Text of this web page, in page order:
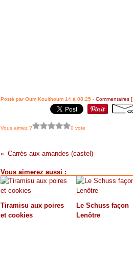
Posté par Oum Koulthoum 14 à 08:25 - Commentaires [
Vous aimez ? 0 vote
Carrés aux amandes (castel)
Vous aimerez aussi :
Tiramisu aux poires
et cookies
Le Schuss façon
Lenôtre